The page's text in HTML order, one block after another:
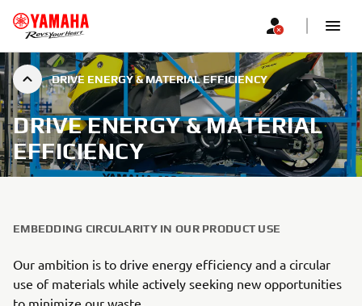
DRIVE ENERGY & MATERIAL EFFICIENCY
DRIVE ENERGY & MATERIAL
EFFICIENCY
EMBEDDING CIRCULARITY IN OUR PRODUCT USE
Our ambition is to drive energy efficiency and a circular
use of materials while actively seeking new opportunities
to minimize our waste.